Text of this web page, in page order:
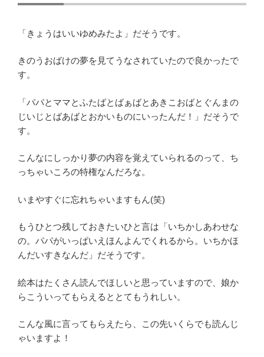
「きょうはいいゆめみたよ」だそうです。
きのうおばけの夢を見てうなされていたので良かったで
す。
「パパとママとふたばとばぁばとあきこおばとぐんまの
じいじとばあばとおかいものにいったんだ！」だそうで
す。
こんなにしっかり夢の内容を覚えていられるのって、ち
っちゃいころの特権なんだろな。
いまやすぐに忘れちゃいますもん(笑)
もうひとつ残しておきたいひと言は「いちかしあわせな
の。パパがいっぱいえほんよんでくれるから。いちかほ
んだいすきなんだ」だそうです。
絵本はたくさん読んでほしいと思っていますので、娘か
らこういってもらえるととてもうれしい。
こんな風に言ってもらえたら、この先いくらでも読んじ
ゃいますよ！